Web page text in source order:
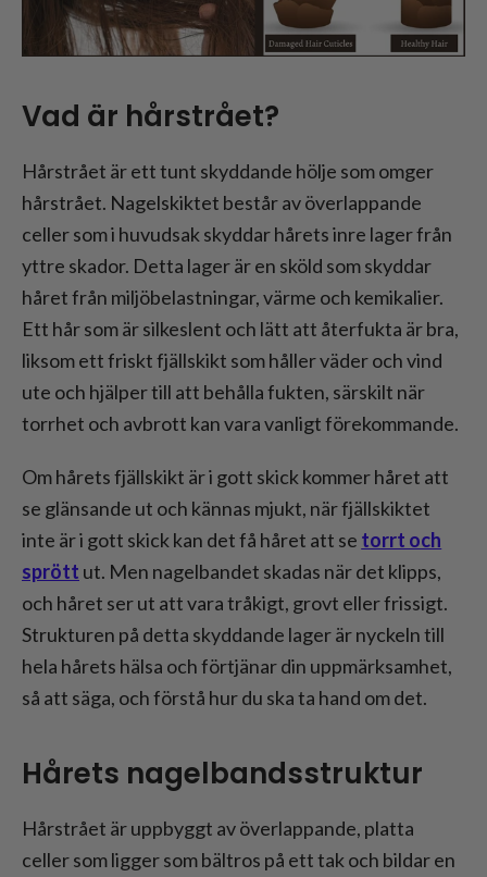
Vad är hårstrået?
Hårstrået är ett tunt skyddande hölje som omger
hårstrået. Nagelskiktet består av överlappande
celler som i huvudsak skyddar hårets inre lager från
yttre skador. Detta lager är en sköld som skyddar
håret från miljöbelastningar, värme och kemikalier.
Ett hår som är silkeslent och lätt att återfukta är bra,
liksom ett friskt fjällskikt som håller väder och vind
ute och hjälper till att behålla fukten, särskilt när
torrhet och avbrott kan vara vanligt förekommande.
Om hårets fjällskikt är i gott skick kommer håret att
se glänsande ut och kännas mjukt, när fjällskiktet
inte är i gott skick kan det få håret att se torrt och
sprött ut. Men nagelbandet skadas när det klipps,
och håret ser ut att vara tråkigt, grovt eller frissigt.
Strukturen på detta skyddande lager är nyckeln till
hela hårets hälsa och förtjänar din uppmärksamhet,
så att säga, och förstå hur du ska ta hand om det.
Hårets nagelbandsstruktur
Hårstrået är uppbyggt av överlappande, platta
celler som ligger som bältros på ett tak och bildar en